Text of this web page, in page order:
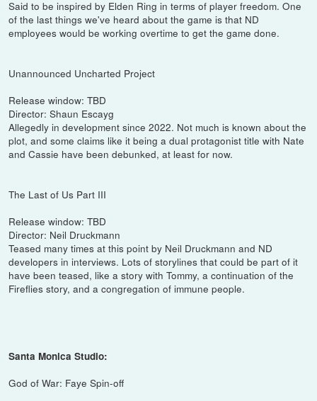
Said to be inspired by Elden Ring in terms of player freedom. One
of the last things we've heard about the game is that ND
employees would be working overtime to get the game done.
Unannounced Uncharted Project
Release window: TBD
Director: Shaun Escayg
Allegedly in development since 2022. Not much is known about the
plot, and some claims like it being a dual protagonist title with Nate
and Cassie have been debunked, at least for now.
The Last of Us Part III
Release window: TBD
Director: Neil Druckmann
Teased many times at this point by Neil Druckmann and ND
developers in interviews. Lots of storylines that could be part of it
have been teased, like a story with Tommy, a continuation of the
Fireflies story, and a congregation of immune people.
Santa Monica Studio:
God of War: Faye Spin-off